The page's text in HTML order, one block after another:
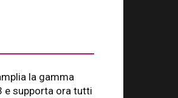
la gamma
e supporta ora tutti